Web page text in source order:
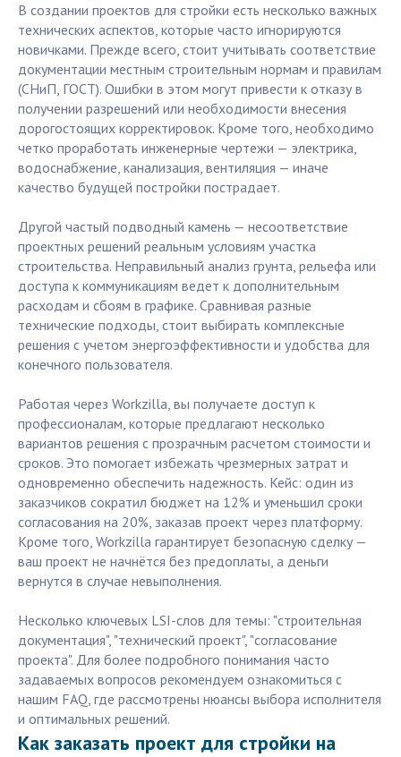
В создании проектов для стройки есть несколько важных
технических аспектов, которые часто игнорируются
новичками. Прежде всего, стоит учитывать соответствие
документации местным строительным нормам и правилам
(СНиП, ГОСТ). Ошибки в этом могут привести к отказу в
получении разрешений или необходимости внесения
дорогостоящих корректировок. Кроме того, необходимо
четко проработать инженерные чертежи — электрика,
водоснабжение, канализация, вентиляция — иначе
качество будущей постройки пострадает.
Другой частый подводный камень — несоответствие
проектных решений реальным условиям участка
строительства. Неправильный анализ грунта, рельефа или
доступа к коммуникациям ведет к дополнительным
расходам и сбоям в графике. Сравнивая разные
технические подходы, стоит выбирать комплексные
решения с учетом энергоэффективности и удобства для
конечного пользователя.
Работая через Workzilla, вы получаете доступ к
профессионалам, которые предлагают несколько
вариантов решения с прозрачным расчетом стоимости и
сроков. Это помогает избежать чрезмерных затрат и
одновременно обеспечить надежность. Кейс: один из
заказчиков сократил бюджет на 12% и уменьшил сроки
согласования на 20%, заказав проект через платформу.
Кроме того, Workzilla гарантирует безопасную сделку —
ваш проект не начнётся без предоплаты, а деньги
вернутся в случае невыполнения.
Несколько ключевых LSI-слов для темы: "строительная
документация", "технический проект", "согласование
проекта". Для более подробного понимания часто
задаваемых вопросов рекомендуем ознакомиться с
нашим FAQ, где рассмотрены нюансы выбора исполнителя
и оптимальных решений.
Как заказать проект для стройки на